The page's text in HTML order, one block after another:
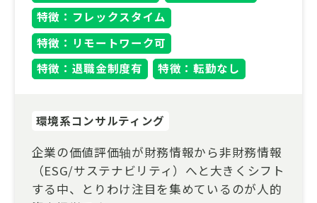
特徴：フレックスタイム
特徴：リモートワーク可
特徴：退職金制度有
特徴：転勤なし
環境系コンサルティング
企業の価値評価轴が財務情報から非財務情報
（ESG/サステナビリティ）へと大きくシフト
する中、とりわけ注目を集めているのが人的